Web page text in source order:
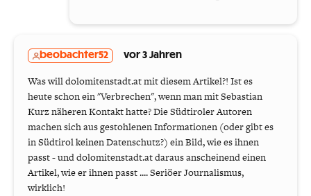
beobachter52 vor 3 Jahren
Was will dolomitenstadt.at mit diesem Artikel?! Ist es
heute schon ein "Verbrechen", wenn man mit Sebastian
Kurz näheren Kontakt hatte? Die Südtiroler Autoren
machen sich aus gestohlenen Informationen (oder gibt es
in Südtirol keinen Datenschutz?) ein Bild, wie es ihnen
passt - und dolomitenstadt.at daraus anscheinend einen
Artikel, wie er ihnen passt .... Seriöer Journalismus,
wirklich!